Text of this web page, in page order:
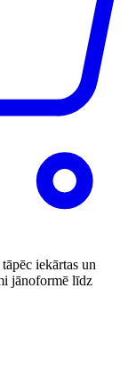
iekārtas un
jānoformē līdz